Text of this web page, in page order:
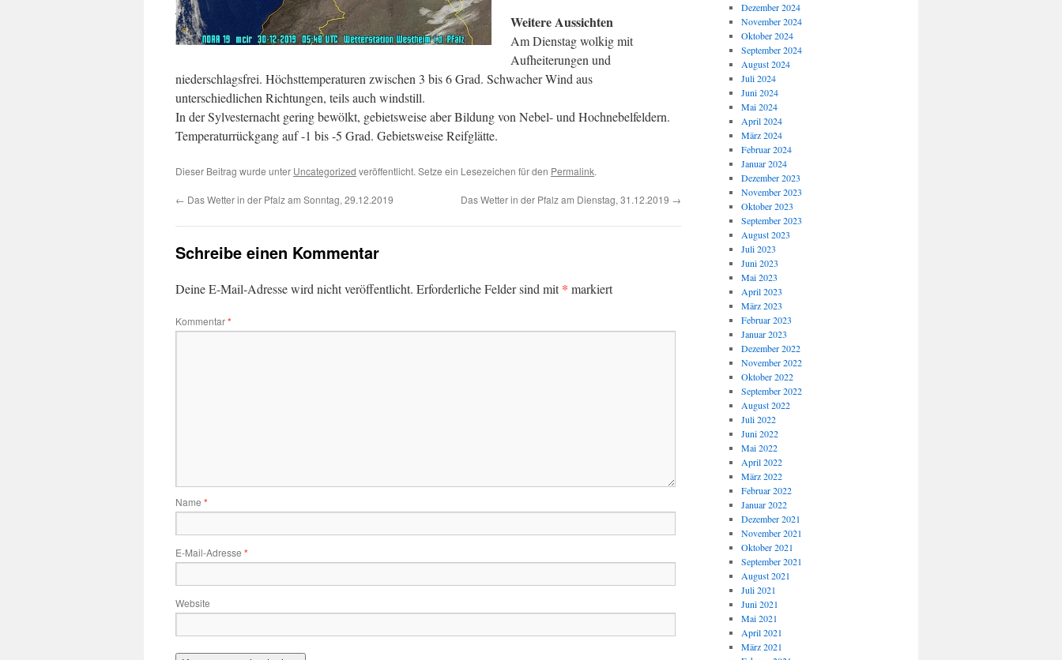
Weitere Aussichten
Am Dienstag wolkig mit
Aufheiterungen und
niederschlagsfrei. Höchsttemperaturen zwischen 3 bis 6 Grad. Schwacher Wind aus
unterschiedlichen Richtungen, teils auch windstill.
In der Sylvesternacht gering bewölkt, gebietsweise aber Bildung von Nebel- und Hochnebelfeldern.
Temperaturrückgang auf -1 bis -5 Grad. Gebietsweise Reifglätte.
Dieser Beitrag wurde unter Uncategorized veröffentlicht. Setze ein Lesezeichen für den Permalink.
← Das Wetter in der Pfalz am Sonntag, 29.12.2019 Das Wetter in der Pfalz am Dienstag, 31.12.2019 →
Schreibe einen Kommentar
Deine E-Mail-Adresse wird nicht veröffentlicht. Erforderliche Felder sind mit* markiert
Kommentar*
Name *
E-Mail-Adresse *
Website
Dezember 2024
November 2024
Oktober 2024
September 2024
August 2024
Juli 2024
Juni 2024
Mai 2024
April 2024
März 2024
Februar 2024
Januar 2024
Dezember 2023
November 2023
Oktober 2023
September 2023
August 2023
Juli 2023
Juni 2023
Mai 2023
April 2023
März 2023
Februar 2023
Januar 2023
Dezember 2022
November 2022
Oktober 2022
September 2022
August 2022
Juli 2022
Juni 2022
Mai 2022
April 2022
März 2022
Februar 2022
Januar 2022
Dezember 2021
November 2021
Oktober 2021
September 2021
August 2021
Juli 2021
Juni 2021
Mai 2021
April 2021
März 2021